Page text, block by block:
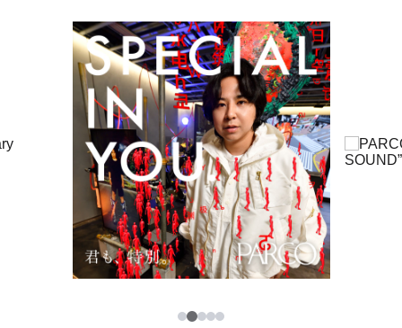
ニュース
レストラン・カフェ
TAX FREE
PARCOメンバーズ
한국어
ภาษาไทย
1234